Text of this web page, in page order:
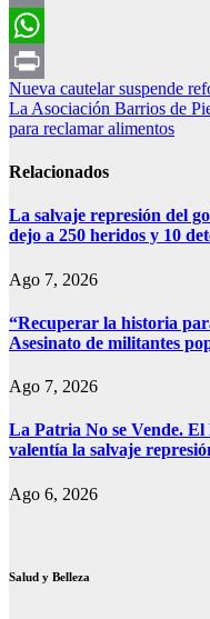
Email
WhatsApp
Print
Navegación
de
Nueva cautelar suspende
La Asociación Barrios de
para reclamar alimentos
Relacionados
La salvaje represión del
dejo a 250 heridos y 10
Ago 7, 2026
“Recuperar la historia
Asesinato de militantes
Ago 7, 2026
La Patria No se Vende.
valentía la salvaje
Ago 6, 2026
Salud y Belleza